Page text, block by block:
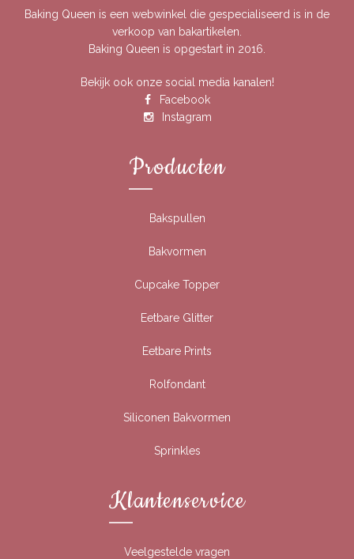
Baking Queen is een webwinkel die gespecialiseerd is in de
verkoop van bakartikelen.
Baking Queen is opgestart in 2016.
Bekijk ook onze social media kanalen!
Facebook
Instagram
Producten
Bakspullen
Bakvormen
Cupcake Topper
Eetbare Glitter
Eetbare Prints
Rolfondant
Siliconen Bakvormen
Sprinkles
Klantenservice
Veelgestelde vragen